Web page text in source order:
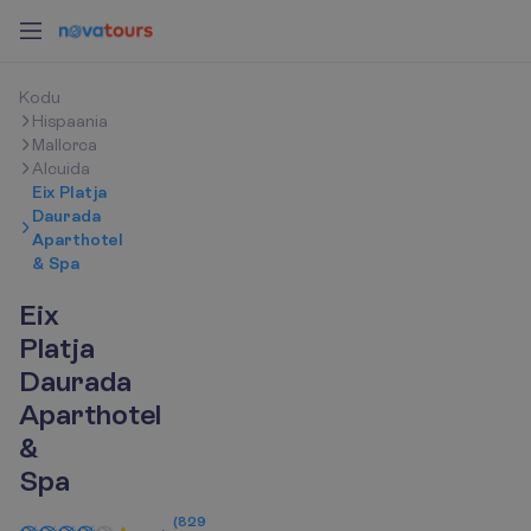
Kodu
Hispaania
Mallorca
Alcuida
Eix Platja
Daurada
Aparthotel
& Spa
Eix
Platja
Daurada
Aparthotel
&
Spa
(829